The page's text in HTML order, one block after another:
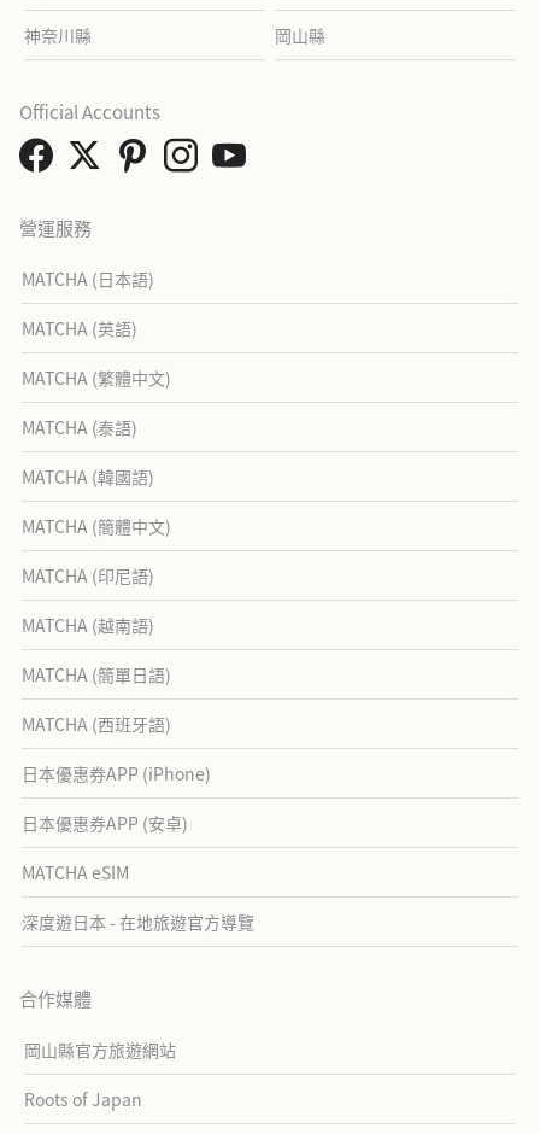
神奈川縣 岡山縣
營運服務
MATCHA (日本語)
MATCHA (英語)
MATCHA (繁體中文)
MATCHA (泰語)
MATCHA (韓國語)
MATCHA (簡體中文)
MATCHA (印尼語)
MATCHA (越南語)
MATCHA (簡單日語)
MATCHA (西班牙語)
日本優惠券APP (iPhone)
日本優惠券APP (安卓)
MATCHA eSIM
深度遊日本 - 在地旅遊官方導覽
合作媒體
岡山縣官方旅遊網站
Roots of Japan
Official Accounts